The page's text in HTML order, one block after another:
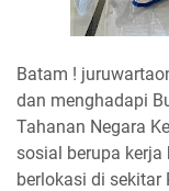
Batam !
dan menghadapi
Tahanan Negara
sosial berupa
berlokasi di